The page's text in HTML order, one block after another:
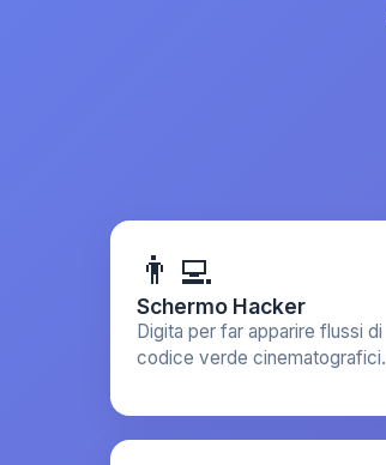
👨‍💻
Schermo Hacker
Digita per far apparire flussi di
codice verde cinematografici.